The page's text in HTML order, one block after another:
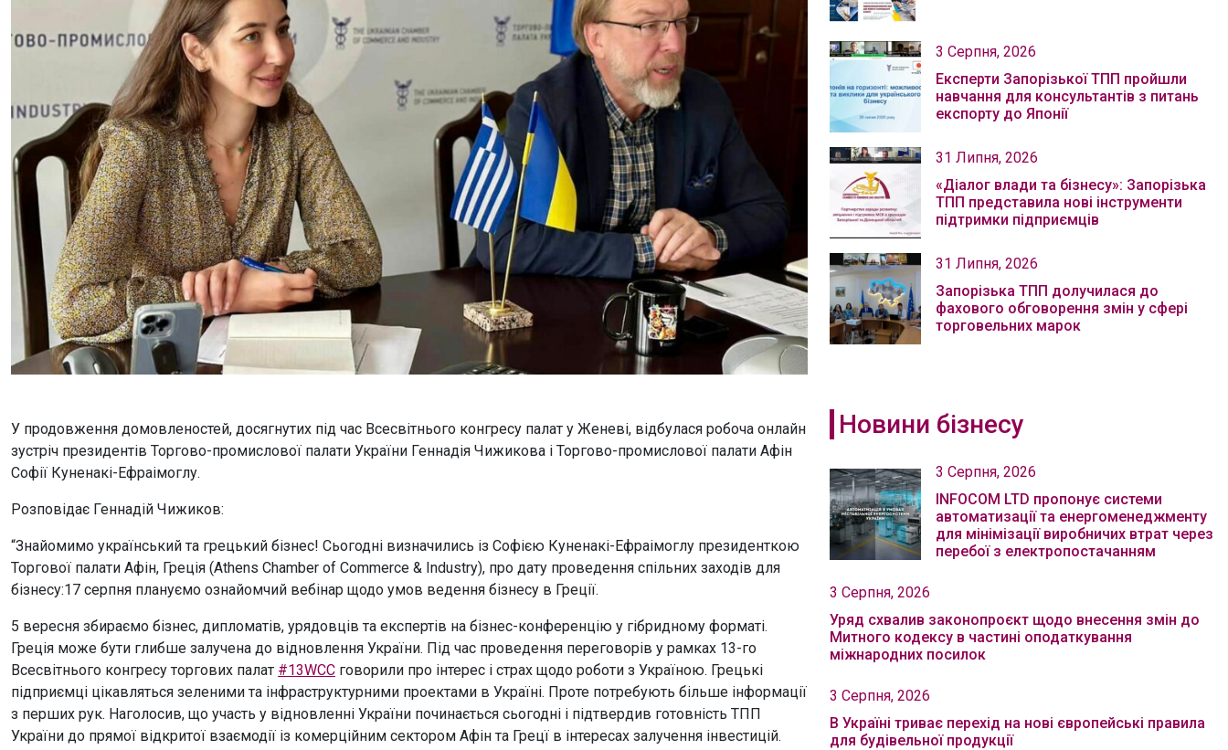
У продовження домовленостей, досягнутих під час Всесвітнього конгресу палат у Женеві, відбулася робоча онлайн
зустріч президентів Торгово-промислової палати України Геннадія Чижикова і Торгово-промислової палати Афін
Софії Куненакі-Ефраімоглу.
Розповідає Геннадій Чижиков:
“Знайомимо український та грецький бізнес! Сьогодні визначились із Софією Куненакі-Ефраімоглу президенткою
Торгової палати Афін, Греція (Athens Chamber of Commerce & Industry), про дату проведення спільних заходів для
бізнесу:17 серпня плануємо ознайомчий вебінар щодо умов ведення бізнесу в Греції.
5 вересня збираємо бізнес, дипломатів, урядовців та експертів на бізнес-конференцію у гібридному форматі.
Греція може бути глибше залучена до відновлення України. Під час проведення переговорів у рамках 13-го
Всесвітнього конгресу торгових палат #13WCC говорили про інтерес і страх щодо роботи з Україною. Грецькі
підприємці цікавляться зеленими та інфраструктурними проектами в Україні. Проте потребують більше інформації
з перших рук. Наголосив, що участь у відновленні України починається сьогодні і підтвердив готовність ТПП
України до прямої відкритої взаємодії із комерційним сектором Афін та Грецї в інтересах залучення інвестицій.
3 Серпня, 2026
Експерти Запорізької ТПП пройшли
навчання для консультантів з питань
експорту до Японії
31 Липня, 2026
«Діалог влади та бізнесу»: Запорізька
ТПП представила нові інструменти
підтримки підприємців
31 Липня, 2026
Запорізька ТПП долучилася до
фахового обговорення змін у сфері
торговельних марок
Новини бізнесу
3 Серпня, 2026
INFOCOM LTD пропонує системи
автоматизації та енергоменеджменту
для мінімізації виробничих втрат через
перебої з електропостачанням
3 Серпня, 2026
Уряд схвалив законопроєкт щодо внесення змін до
Митного кодексу в частині оподаткування
міжнародних посилок
3 Серпня, 2026
В Україні триває перехід на нові європейські правила
для будівельної продукції